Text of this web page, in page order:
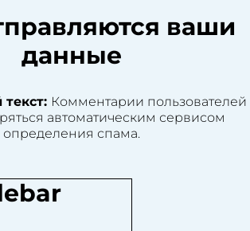
ваши
данные
Комментарии пользователей
автоматическим сервисом
определения спама.